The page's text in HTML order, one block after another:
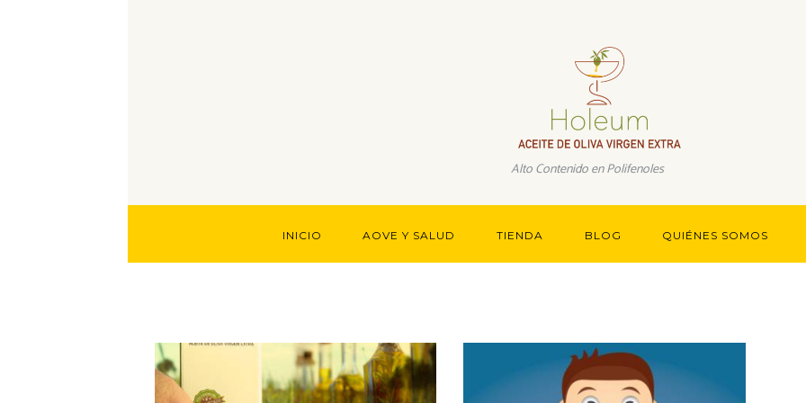
Alto Contenido en Polifenoles
INICIO AOVE Y SALUD TIENDA BLOG QUIÉNES SOMOS